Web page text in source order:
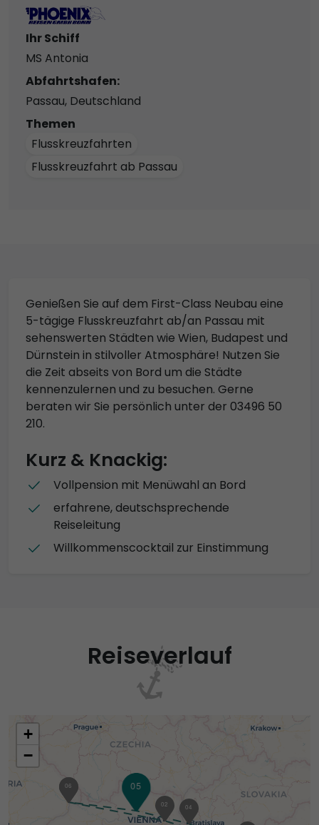
Ihr Schiff
MS Antonia
Abfahrtshafen:
Passau, Deutschland
Themen
Flusskreuzfahrten
Flusskreuzfahrt ab Passau
Genießen Sie auf dem First-Class Neubau eine
5-tägige Flusskreuzfahrt ab/an Passau mit
sehenswerten Städten wie Wien, Budapest und
Dürnstein in stilvoller Atmosphäre! Nutzen Sie
die Zeit abseits von Bord um die Städte
kennenzulernen und zu besuchen. Gerne
beraten wir Sie persönlich unter der 03496 50
210.
Kurz & Knackig:
Vollpension mit Menüwahl an Bord
erfahrene, deutschsprechende
Reiseleitung
Willkommenscocktail zur Einstimmung
Reiseverlauf
01
02 04
05
06
+
−